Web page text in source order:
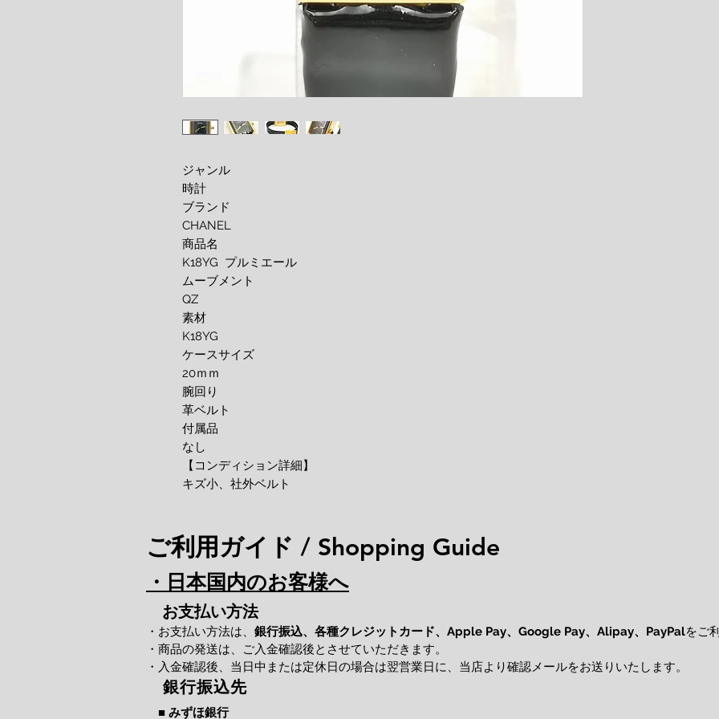
ジャンル
時計
ブランド
CHANEL
商品名
K18YG  プルミエール
ムーブメント
QZ
素材
K18YG
ケースサイズ
20ｍｍ
腕回り
革ベルト
付属品
なし
【コンディション詳細】
キズ小、社外ベルト
ご利用ガイド / Shopping Guide
・日本国内のお客様へ
お支払い方法
・お支払い方法は、 銀行振込、各種クレジットカード、 Apple Pay、Google Pay、Alipay、PayPalをご
・商品の発送は、ご入金確認後とさせていただきます。
・入金確認後、当日中または定休日の場合は翌営業日に、当店より確認メールをお送りいたします。
銀行振込先
■ みずほ銀行